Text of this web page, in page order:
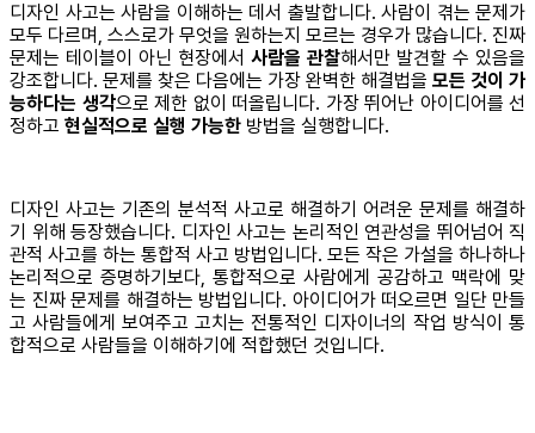
디자인 사고는 사람을 이해하는 데서 출발합니다. 사람이 겪는 문제가
모두 다르며, 스스로가 무엇을 원하는지 모르는 경우가 많습니다. 진짜
문제는 테이블이 아닌 현장에서 사람을 관찰해서만 발견할 수 있음을
강조합니다. 문제를 찾은 다음에는 가장 완벽한 해결법을 모든 것이 가
능하다는 생각으로 제한 없이 떠올립니다. 가장 뛰어난 아이디어를 선
정하고 현실적으로 실행 가능한 방법을 실행합니다.
디자인 사고는 기존의 분석적 사고로 해결하기 어려운 문제를 해결하
기 위해 등장했습니다. 디자인 사고는 논리적인 연관성을 뛰어넘어 직
관적 사고를 하는 통합적 사고 방법입니다. 모든 작은 가설을 하나하나
논리적으로 증명하기보다, 통합적으로 사람에게 공감하고 맥락에 맞
는 진짜 문제를 해결하는 방법입니다. 아이디어가 떠오르면 일단 만들
고 사람들에게 보여주고 고치는 전통적인 디자이너의 작업 방식이 통
합적으로 사람들을 이해하기에 적합했던 것입니다.